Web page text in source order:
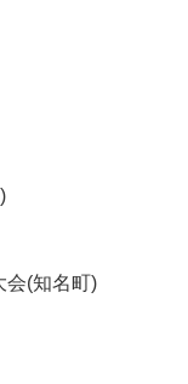
会(知名町)